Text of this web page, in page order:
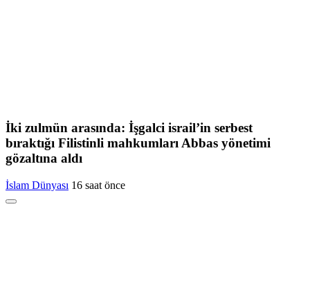
İki zulmün arasında: İşgalci israil’in serbest
bıraktığı Filistinli mahkumları Abbas yönetimi
gözaltına aldı
İslam Dünyası 16 saat önce